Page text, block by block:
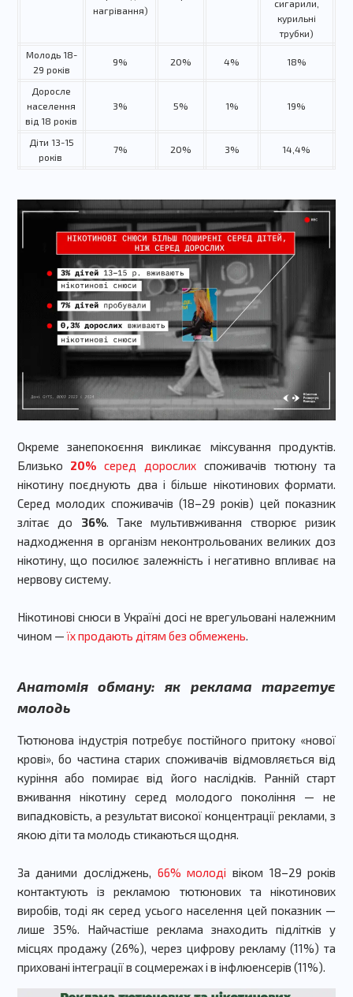
нагрівання)
сигарили,
курильні
трубки)
Молодь 18-
29 років
9% 20% 4% 18%
Доросле
населення
від 18 років
3% 5% 1% 19%
Діти 13-15
років
7% 20% 3% 14,4%
Окреме занепокоєння викликає міксування продуктів.
Близько 20%серед дорослих споживачів тютюну та
нікотину поєднують два і більше нікотинових формати.
Серед молодих споживачів (18–29 років) цей показник
злітає до 36%. Таке мультивживання створює ризик
надходження в організм неконтрольованих великих доз
нікотину, що посилює залежність і негативно впливає на
нервову систему.
Нікотинові снюси в Україні досі не врегульовані належним
чином —їх продають дітям без обмежень.
Анатомія обману: як реклама таргетує
молодь
Тютюнова індустрія потребує постійного притоку «нової
крові», бо частина старих споживачів відмовляється від
куріння або помирає від його наслідків. Ранній старт
вживання нікотину серед молодого покоління — не
випадковість, а результат високої концентрації реклами, з
якою діти та молодь стикаються щодня.
За даними досліджень, 66% молоді віком 18–29 років
контактують із рекламою тютюнових та нікотинових
виробів, тоді як серед усього населення цей показник —
лише 35%. Найчастіше реклама знаходить підлітків у
місцях продажу (26%), через цифрову рекламу (11%) та
приховані інтеграції в соцмережах і в інфлюенсерів (11%).